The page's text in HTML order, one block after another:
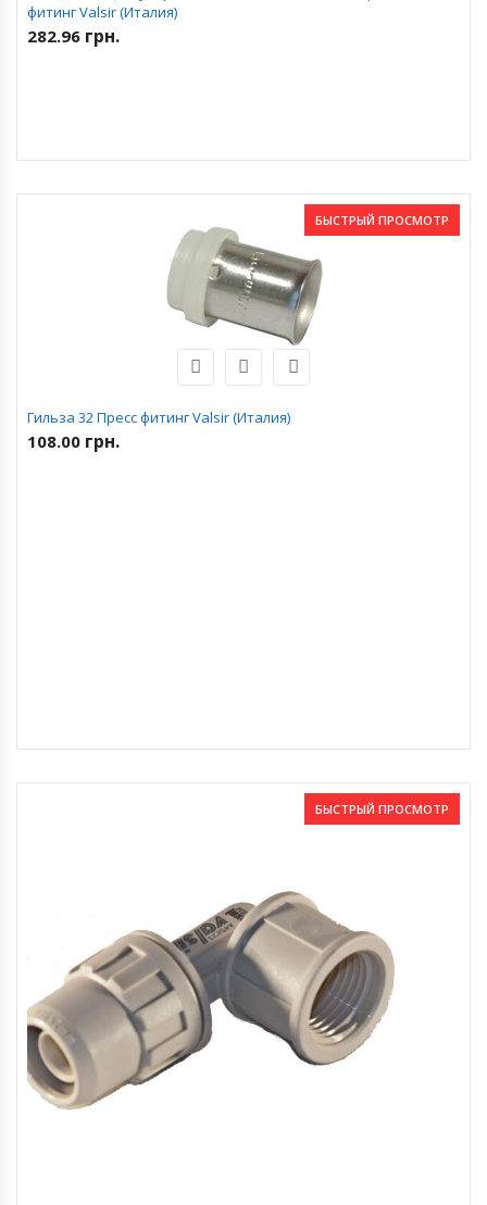
фитинг Valsir (Италия)
282.96 грн.
БЫСТРЫЙ ПРОСМОТР
Гильза 32 Пресс фитинг Valsir (Италия)
108.00 грн.
БЫСТРЫЙ ПРОСМОТР